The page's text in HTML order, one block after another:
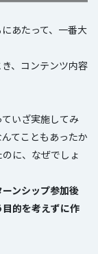
あたって、一番大
、コンテンツ内容
ていざ実施してみ
てこともあったか
に、なぜでしょ
ーンシップ参加後
的を考えずに作